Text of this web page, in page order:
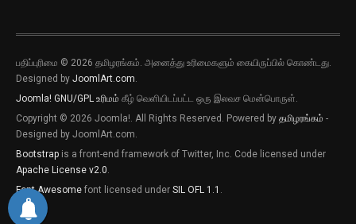
பதிப்புரிமை © 2026 தமிழரங்கம். அனைத்து உரிமைகளும் கையிருப்பில் கொண்டது.
Designed by JoomlArt.com.
Joomla! GNU/GPL உரிமம் கீழ் வெளியிடப்பட்ட ஒரு இலவச மென்பொருள்.
Copyright © 2026 Joomla!. All Rights Reserved. Powered by தமிழரங்கம் -
Designed by JoomlArt.com.
Bootstrap is a front-end framework of Twitter, Inc. Code licensed under
Apache License v2.0.
Font Awesome font licensed under SIL OFL 1.1 .
புதிய இடுகைகளுக்கான அறிவிப்புகளை
பெறவிரும்பின் விருப்பு அழுத்தியை அழுத்தி